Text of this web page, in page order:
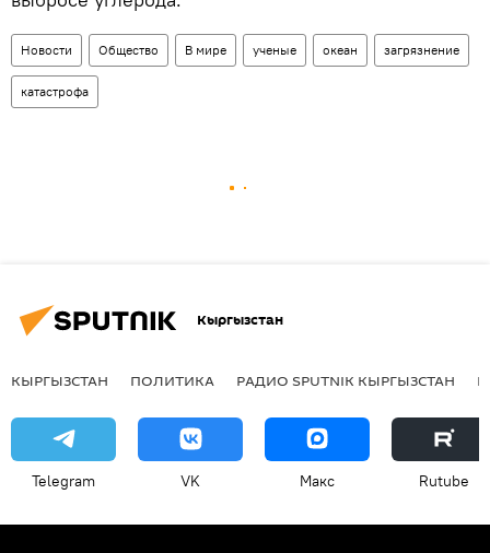
Новости Общество В мире ученые океан загрязнение
катастрофа
Кыргызстан
КЫРГЫЗСТАН ПОЛИТИКА РАДИО SPUTNIK КЫРГЫЗСТАН
Telegram VK Макс Rutube